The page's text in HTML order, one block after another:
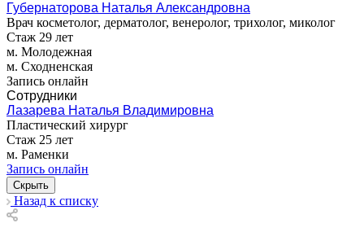
Губернаторова Наталья Александровна
Врач косметолог, дерматолог, венеролог, трихолог, миколог
Стаж 29 лет
м. Молодежная
м. Сходненская
Запись онлайн
Сотрудники
Лазарева Наталья Владимировна
Пластический хирург
Стаж 25 лет
м. Раменки
Запись онлайн
Скрыть
Назад к списку